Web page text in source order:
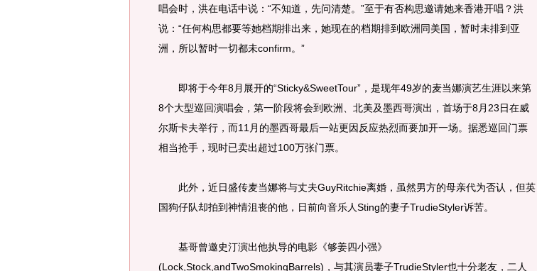
唱会时，洪在电话中说：“不知道，先问清楚。”至于有否构思邀请她来香港开唱？洪
说：“任何构思都要等她档期排出来，她现在的档期排到欧洲同美国，暂时未排到亚
洲，所以暂时一切都未confirm。”
即将于今年8月展开的“Sticky&SweetTour”，是现年49岁的麦当娜演艺生涯以来第
8个大型巡回演唱会，第一阶段将会到欧洲、北美及墨西哥演出，首场于8月23日在威
尔斯卡夫举行，而11月的墨西哥最后一站更因反应热烈而要加开一场。据悉巡回门票
相当抢手，现时已卖出超过100万张门票。
此外，近日盛传麦当娜将与丈夫GuyRitchie离婚，虽然男方的母亲代为否认，但英
国狗仔队却拍到神情沮丧的他，日前向音乐人Sting的妻子TrudieStyler诉苦。
基哥曾邀史汀演出他执导的电影《够姜四小强》
(Lock,Stock,andTwoSmokingBarrels)，与其演员妻子TrudieStyler也十分老友，二人